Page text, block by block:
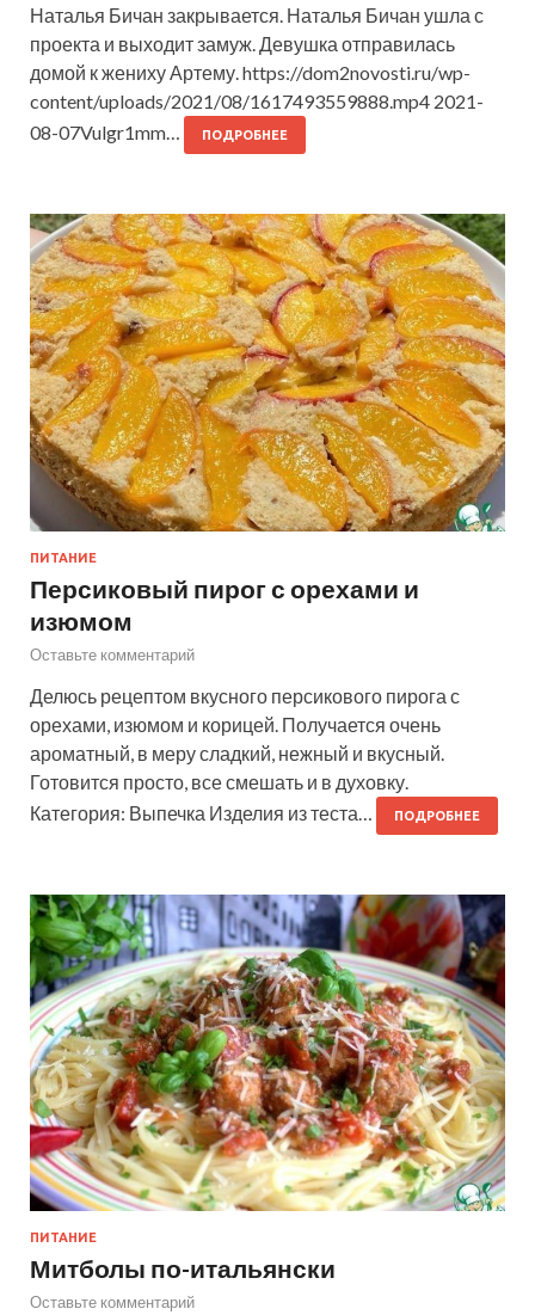
Наталья Бичан закрывается. Наталья Бичан ушла с
проекта и выходит замуж. Девушка отправилась
домой к жениху Артему. https://dom2novosti.ru/wp-
content/uploads/2021/08/1617493559888.mp4 2021-
08-07Vulgr1mm…
ПОДРОБНЕЕ
ПИТАНИЕ
Персиковый пирог с орехами и
изюмом
Оставьте комментарий
Делюсь рецептом вкусного персикового пирога с
орехами, изюмом и корицей. Получается очень
ароматный, в меру сладкий, нежный и вкусный.
Готовится просто, все смешать и в духовку.
Категория: Выпечка Изделия из теста…
ПОДРОБНЕЕ
ПИТАНИЕ
Митболы по-итальянски
Оставьте комментарий